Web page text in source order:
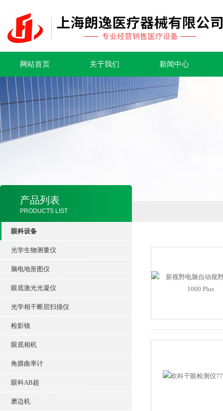
网站首页 关于我们 新闻中心
产品列表
PRODUCTS LIST
眼科设备
光学生物测量仪
脑电地形图仪
眼底激光光凝仪
光学相干断层扫描仪
检影镜
眼底相机
角膜曲率计
眼科AB超
磨边机